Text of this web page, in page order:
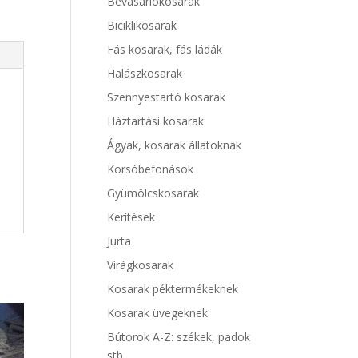
Biciklikosarak
Fás kosarak, fás ládák
Halászkosarak
Szennyestartó kosarak
Háztartási kosarak
Ágyak, kosarak állatoknak
Korsóbefonások
Gyümölcskosarak
Kerítések
Jurta
Virágkosarak
Kosarak péktermékeknek
Kosarak üvegeknek
Bútorok A-Z: székek, padok